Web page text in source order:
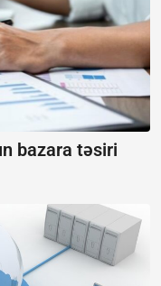
bazara təsiri